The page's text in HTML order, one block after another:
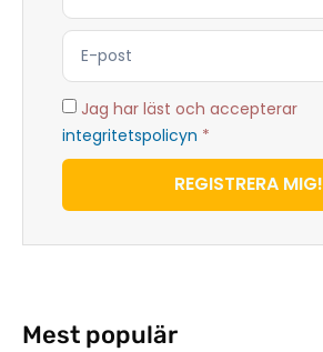
Jag har läst och accepterar
integritetspolicyn *
REGISTRERA MIG!
Mest populär